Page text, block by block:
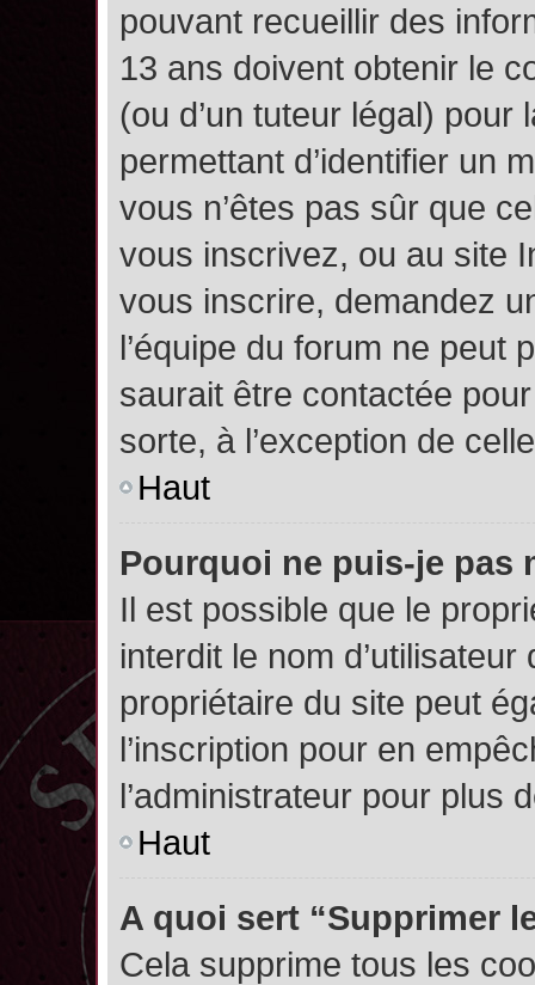
pouvant recueillir des
13 ans doivent obtenir le
(ou d’un tuteur légal)
permettant d’identifier un
vous n’êtes pas sûr que
vous inscrivez, ou au site
vous inscrire, demandez
l’équipe du forum ne peut
saurait être contactée
sorte, à l’exception de
Haut
Pourquoi ne puis-je pas
Il est possible que le
interdit le nom
propriétaire du site peut
l’inscription pour en
l’administrateur pour plus
Haut
A quoi sert “Supprimer
Cela supprime tous les